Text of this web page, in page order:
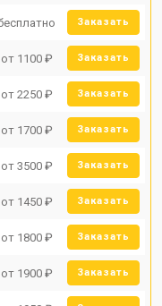
Заказать
от 1100 ₽ Заказать
от 2250 ₽ Заказать
от 1700 ₽ Заказать
от 3500 ₽ Заказать
от 1450 ₽ Заказать
от 1800 ₽ Заказать
от 1900 ₽ Заказать